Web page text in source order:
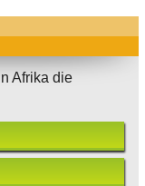
Afrika die